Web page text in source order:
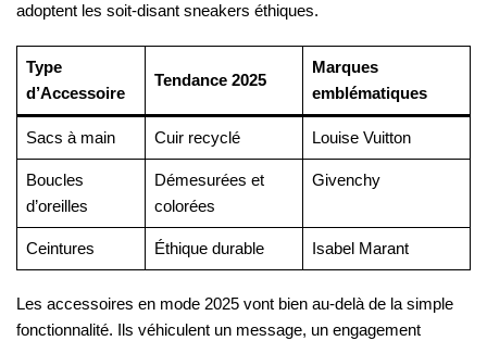
adoptent les soit-disant sneakers éthiques.
Type
d’Accessoire
Tendance 2025
Marques
emblématiques
Sacs à main Cuir recyclé Louise Vuitton
Boucles
d’oreilles
Démesurées et
colorées
Givenchy
Ceintures Éthique durable Isabel Marant
Les accessoires en mode 2025 vont bien au-delà de la simple
fonctionnalité. Ils véhiculent un message, un engagement